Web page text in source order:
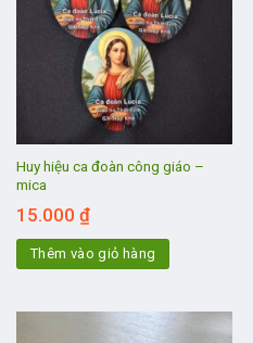
Huy hiệu ca đoàn công giáo –
mica
15.000 ₫
Thêm vào giỏ hàng